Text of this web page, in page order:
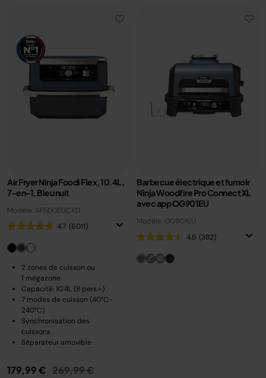
Air Fryer Ninja Foodi Flex, 10.4L,
7-en-1, Bleu nuit
Modèle: AF500EUCYD
4.7 (6011)
2 zones de cuisson ou
1 mégazone
Capacité: 10.4L (8 pers.+)
7 modes de cuisson (40°C-
240°C)
Synchronisation des
cuissons
Séparateur amovible
179,99 € Prix réduit de
269,99 €au
Barbecue électrique et fumoir
Ninja Woodfire Pro Connect XL
avec app OG901EU
Modèle: OG901EU
4.5 (382)